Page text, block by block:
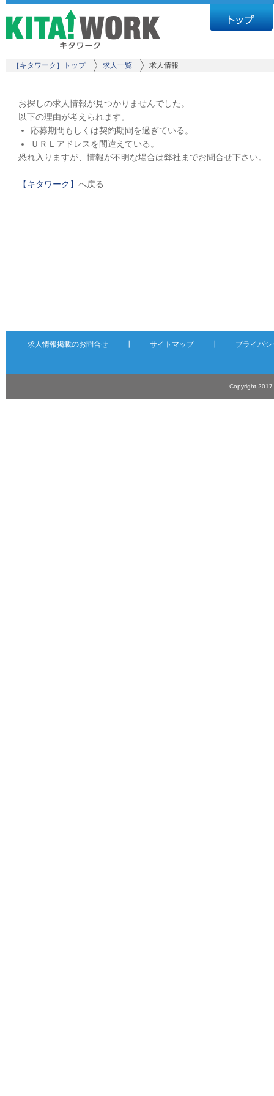
［キタワーク］トップ 求人一覧 求人情報
お探しの求人情報が見つかりませんでした。
以下の理由が考えられます。
応募期間もしくは契約期間を過ぎている。
ＵＲＬアドレスを間違えている。
恐れ入りますが、情報が不明な場合は弊社までお問合せ下さい。
【キタワーク】 へ戻る
求人情報掲載のお問合せ サイトマップ プライバ
Copyright